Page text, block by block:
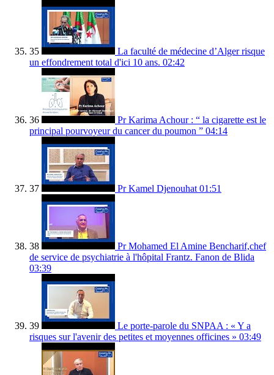
35
La faculté de médecine d’Alger risque
un effondrement total d'ici 10 ans. 02:42
36
Pr Karima Achour : “ la cigarette est le
principal pourvoyeur du cancer du poumon ” 04:14
37 Pr Kamel Djenouhat 01:51
38
Pr Mohamed El Amine Bencharif,chef
de service de psychiatrie à l'hôpital Frantz. Fanon de Blida
03:39
39
Le porte-parole du SNPAA : « Y a
risques sur l'avenir des petites et moyennes officines » 03:49